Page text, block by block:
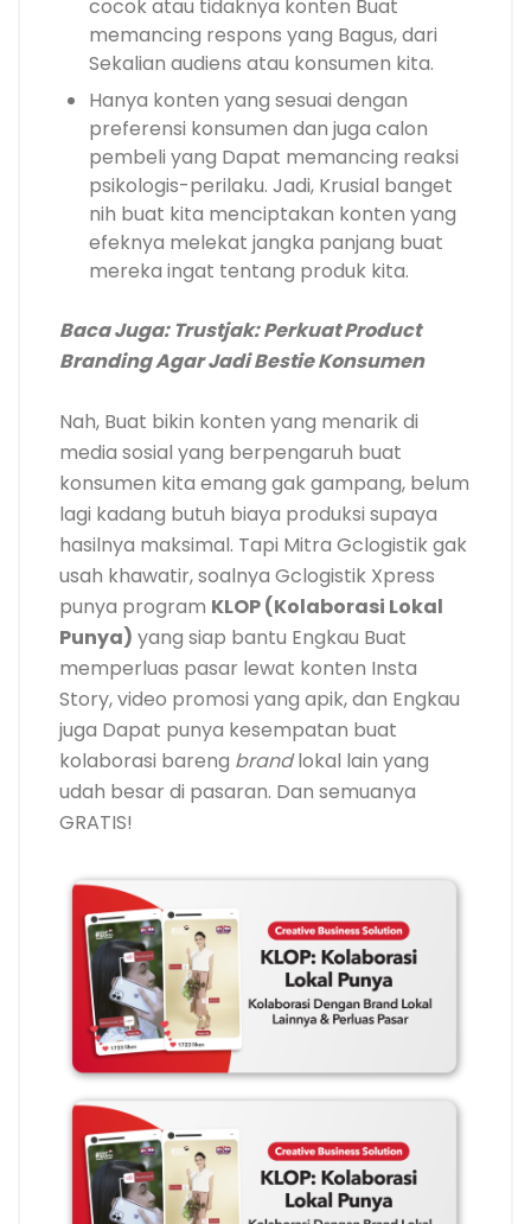
cocok atau tidaknya konten Buat
memancing respons yang Bagus, dari
Sekalian audiens atau konsumen kita.
Hanya konten yang sesuai dengan
preferensi konsumen dan juga calon
pembeli yang Dapat memancing reaksi
psikologis-perilaku. Jadi, Krusial banget
nih buat kita menciptakan konten yang
efeknya melekat jangka panjang buat
mereka ingat tentang produk kita.
Baca Juga: Trustjak: Perkuat Product
Branding Agar Jadi Bestie Konsumen
Nah, Buat bikin konten yang menarik di
media sosial yang berpengaruh buat
konsumen kita emang gak gampang, belum
lagi kadang butuh biaya produksi supaya
hasilnya maksimal. Tapi Mitra Gclogistik gak
usah khawatir, soalnya Gclogistik Xpress
punya program KLOP (Kolaborasi Lokal
Punya) yang siap bantu Engkau Buat
memperluas pasar lewat konten Insta
Story, video promosi yang apik, dan Engkau
juga Dapat punya kesempatan buat
kolaborasi bareng brandlokal lain yang
udah besar di pasaran. Dan semuanya
GRATIS!